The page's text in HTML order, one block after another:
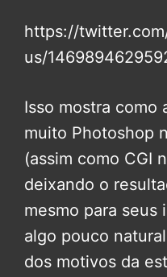
https://
us/
Isso mostra como
muito Photoshop
(assim como CGI
deixando o
mesmo para seus
algo pouco
dos motivos da